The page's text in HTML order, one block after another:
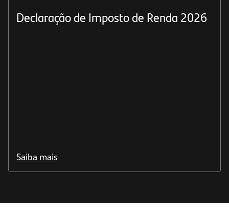
Declaração de Imposto de Renda 2026
Saiba mais